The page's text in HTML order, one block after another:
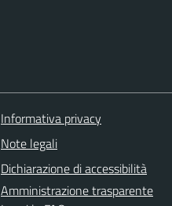
Informativa privacy
Note legali
Dichiarazione di accessibilità
Amministrazione trasparente